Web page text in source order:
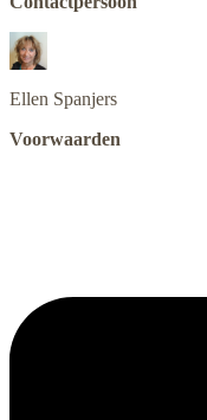
Ellen Spanjers
Voorwaarden